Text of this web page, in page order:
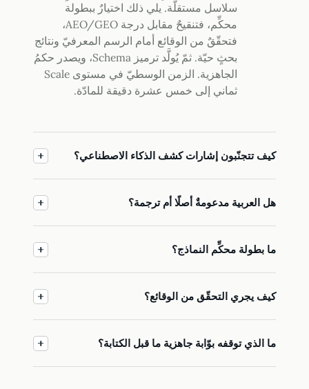
سلاسل مستقلّة. يلي ذلك اختيارٌ ببطولة
محكِّم، فتنقيحٌ مقابل درجة AEO/GEO،
فتحقّقٌ من الوقائع أمام الرسم المعرفيّ ونتائج
بحثٍ حيّة. ثمّ يُولَّد ترميز Schema، ويصدر حكمُ
الجاهزية. الزمن الوسطيّ في مستوى Scale
ثماني إلى خمس عشرة دقيقة للمادّة.
كيف تتجنّبون إشارات كشف الذكاء الاصطناعي؟
هل العربية مدعومةٌ أصلًا أم ترجمة؟
ما بطولة محكِّم النماذج؟
كيف يجري التحقّق من الوقائع؟
ما الذي توقفه بوّابة جاهزية ما قبل الكتابة؟